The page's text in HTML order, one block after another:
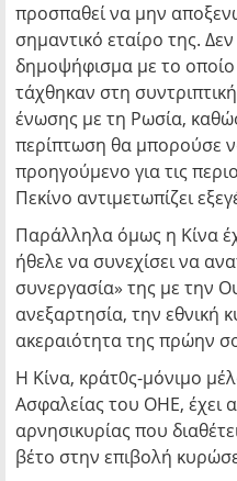
προσπαθεί να μην
σημαντικό εταίρο της.
δημοψήφισμα με το οποίο
τάχθηκαν στη
ένωσης με τη Ρωσία,
περίπτωση θα μπορούσε
προηγούμενο για τις
Πεκίνο αντιμετωπίζει
Παράλληλα όμως η Κίνα
ήθελε να συνεχίσει να
συνεργασία» της με την
ανεξαρτησία, την εθνική
ακεραιότητα της πρώην
Η Κίνα, κράτ0ς-μόνιμο
Ασφαλείας του ΟΗΕ, έχει
αρνησικυρίας που
βέτο στην επιβολή